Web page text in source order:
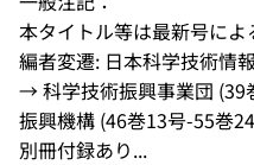
本タイトル等は最新号によ
編者変遷: 日本科学技術情
→ 科学技術振興事業団
振興機構 (46巻13号-55巻
別冊付録あり...